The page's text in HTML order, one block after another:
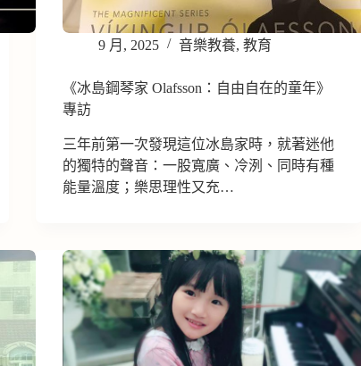
9 月, 2025 音樂教養,教育
《冰島鋼琴家 Olafsson：自由自在的童年》
專訪
三年前第一次發現這位冰島家時，就著迷他
的獨特的聲音：一股寬廣、冷洌、同時有種
能量溫度；樂思理性又充…